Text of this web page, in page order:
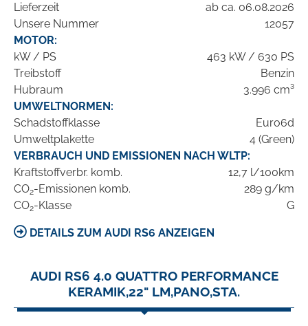
Lieferzeit
ab ca. 06.08.2026
Unsere Nummer
12057
MOTOR:
kW / PS
463 kW / 630 PS
Treibstoff
Benzin
Hubraum
3.996 cm³
UMWELTNORMEN:
Schadstoffklasse
Euro6d
Umweltplakette
4 (Green)
VERBRAUCH UND EMISSIONEN NACH WLTP:
Kraftstoffverbr. komb.
12,7 l/100km
CO2-Emissionen komb.
289 g/km
CO2-Klasse G
DETAILS ZUM AUDI RS6 ANZEIGEN
AUDI RS6 4.0 QUATTRO PERFORMANCE
KERAMIK,22" LM,PANO,STA.